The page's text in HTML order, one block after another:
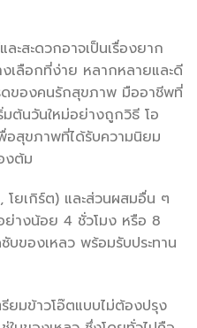
ละสะดวกอาจเป็นเรื่องยาก
เลือกที่ง่าย หลากหลายและดี
ของคนรักสุขภาพ มืออาชีพที่
ต้นวันใหม่อย่างถูกวิธี โอ
พื่อสุขภาพที่ได้รับความนิยม
งต้ม
โยเกิร์ต) และส่วนผสมอื่น ๆ
ย่างน้อย 4 ชั่วโมง หรือ 8
บของเหลว พร้อมรับประทาน
ยมข้าวโอ๊ตแบบไม่ต้องปรุง